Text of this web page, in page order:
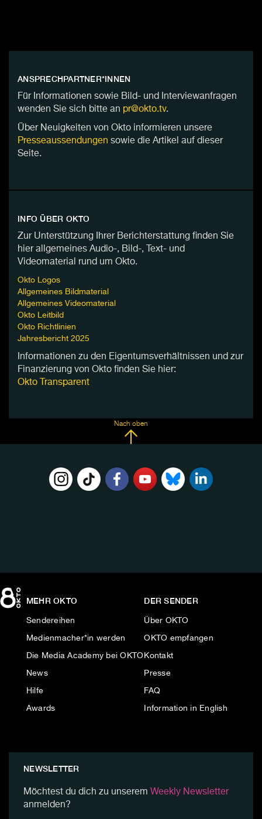
ANSPRECHPARTNER*INNEN
Für Informationen sowie Bild- und Interviewanfragen
wenden Sie sich bitte an pr@okto.tv.
Über Neuigkeiten von Okto informieren unsere
Presseaussendungen sowie die Artikel auf dieser
Seite.
INFO ÜBER OKTO
Zur Unterstützung Ihrer Berichterstattung finden Sie
hier allgemeines Audio-, Bild-, Text- und
Videomaterial rund um Okto.
Okto Logos
Allgemeines Bildmaterial
Allgemeines Videomaterial
Okto Leitbild
Okto Richtlinien
Jahresbericht 2025
Informationen zu den Eigentumsverhältnissen und zur
Finanzierung von Okto finden Sie hier:
Okto Transparent
Nach oben
MEHR OKTO
Sendereihen
Medienmacher*in werden
Die Media Academy bei OKTO
News
Hilfe
Awards
DER SENDER
Über OKTO
OKTO empfangen
Kontakt
Presse
FAQ
Information in English
NEWSLETTER
Möchtest du dich zu unserem Weekly Newsletter
anmelden?